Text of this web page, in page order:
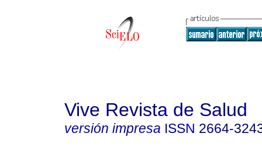
Vive Revista de Salud
versión impresa ISSN 2664-